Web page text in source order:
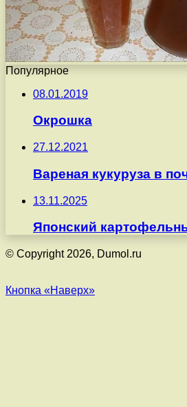
Популярное
08.01.2019
Окрошка
27.12.2021
Вареная кукуруза в
13.11.2025
Японский
© Copyright 2026, Dumol.ru
Кнопка «Наверх»